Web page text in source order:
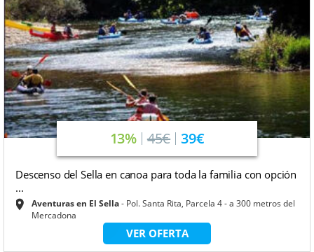
13% 45€ 39€
Descenso del Sella en canoa para toda la familia con opción
...
Aventuras en El Sella
Pol. Santa Rita, Parcela 4 - a 300 metros del
Mercadona
VER OFERTA